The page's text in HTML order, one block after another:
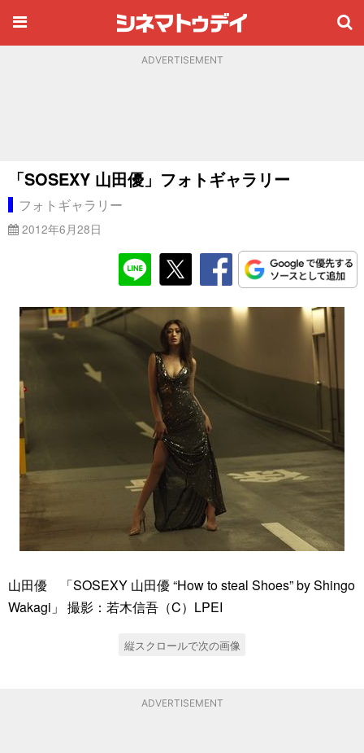
ADVERTISEMENT
「SOSEXY 山田優」フォトギャラリー
フォトギャラリー
2012年6月28日
山田優 「SOSEXY 山田優 “How to steal Shoes” by Shingo
Wakagi」 撮影：若木信吾（C）LPEI
縦スクロールで次の画像
ADVERTISEMENT